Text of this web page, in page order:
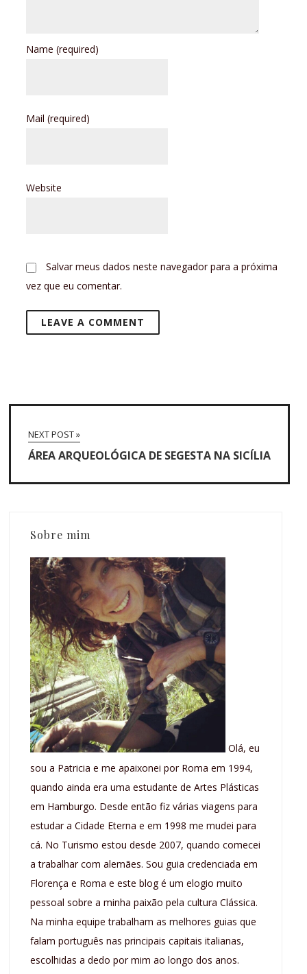
Name(required)
Mail(required)
Website
Salvar meus dados neste navegador para a próxima
vez que eu comentar.
NEXT POST »
ÁREA ARQUEOLÓGICA DE SEGESTA NA SICÍLIA
Sobre mim
Olá, eu
sou a Patricia e me apaixonei por Roma em 1994,
quando ainda era uma estudante de Artes Plásticas
em Hamburgo. Desde então fiz várias viagens para
estudar a Cidade Eterna e em 1998 me mudei para
cá. No Turismo estou desde 2007, quando comecei
a trabalhar com alemães. Sou guia credenciada em
Florença e Roma e este blog é um elogio muito
pessoal sobre a minha paixão pela cultura Clássica.
Na minha equipe trabalham as melhores guias que
falam português nas principais capitais italianas,
escolhidas a dedo por mim ao longo dos anos.